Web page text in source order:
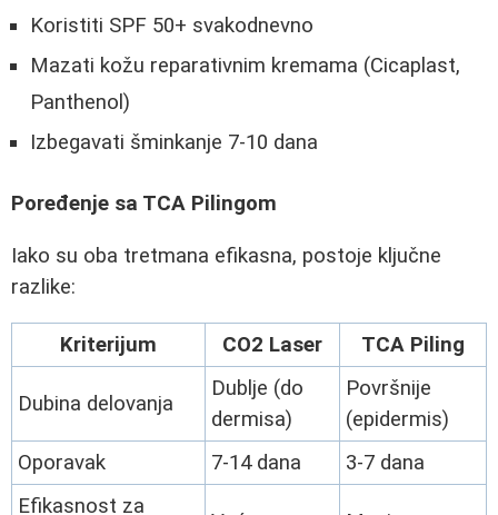
Koristiti SPF 50+ svakodnevno
Mazati kožu reparativnim kremama (Cicaplast,
Panthenol)
Izbegavati šminkanje 7-10 dana
Poređenje sa TCA Pilingom
Iako su oba tretmana efikasna, postoje ključne
razlike:
Kriterijum CO2 Laser TCA Piling
Dubina delovanja
Dublje (do
dermisa)
Površnije
(epidermis)
Oporavak
7-14 dana
3-7 dana
Efikasnost za